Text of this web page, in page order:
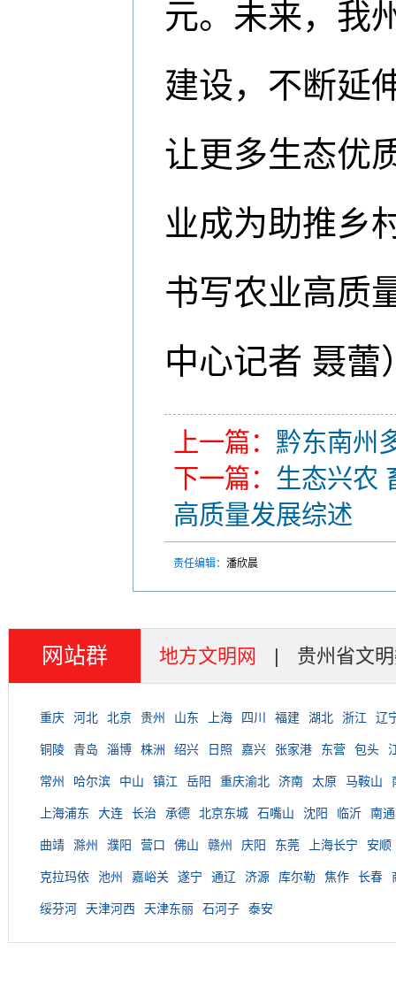
元。未来，我
建设，不断延
让更多生态优
业成为助推乡
书写农业高质
中心记者 聂蕾
上一篇： 黔东南州
下一篇： 生态兴农
高质量发展综述
责任编辑： 潘欣晨
网站群 地方文明网 | 贵州省文
重庆 河北 北京 贵州 山东 上海 四川 福建 湖北 浙江 辽
铜陵 青岛 淄博 株洲 绍兴 日照 嘉兴 张家港 东营 包头
常州 哈尔滨 中山 镇江 岳阳 重庆渝北 济南 太原 马鞍山
上海浦东 大连 长治 承德 北京东城 石嘴山 沈阳 临沂 南通
曲靖 滁州 濮阳 营口 佛山 赣州 庆阳 东莞 上海长宁 安顺
克拉玛依 池州 嘉峪关 遂宁 通辽 济源 库尔勒 焦作 长春
绥芬河 天津河西 天津东丽 石河子 泰安